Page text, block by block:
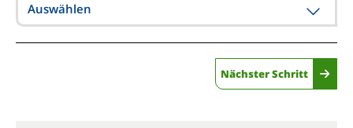
Auswählen
Nächster Schritt